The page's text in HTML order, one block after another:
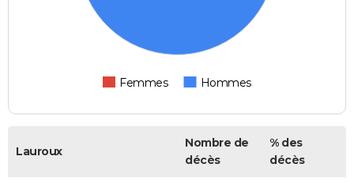
Femmes Hommes
Lauroux
Nombre de
décès
% des
décès